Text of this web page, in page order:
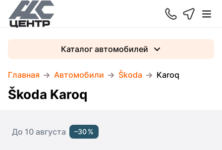
Главная Автомобили Škoda Karoq
Каталог автомобилей
Škoda Karoq
До 10 августа –30 %